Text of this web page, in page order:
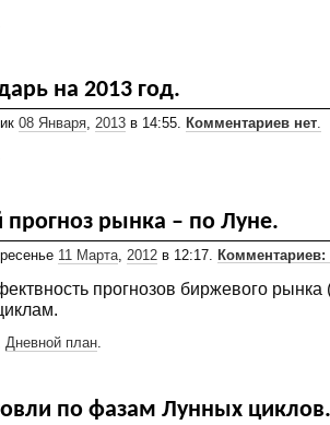
на 2013 год.
08 Января 2013 в 14:55. Комментариев нет
рынка – по Луне.
11 Марта, 2012 в 12:17. Комментариев:
прогнозов биржевого рынка
Дневной план
по фазам Лунных циклов.